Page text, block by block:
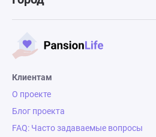
Клиентам
О проекте
Блог проекта
FAQ: Часто задаваемые вопросы